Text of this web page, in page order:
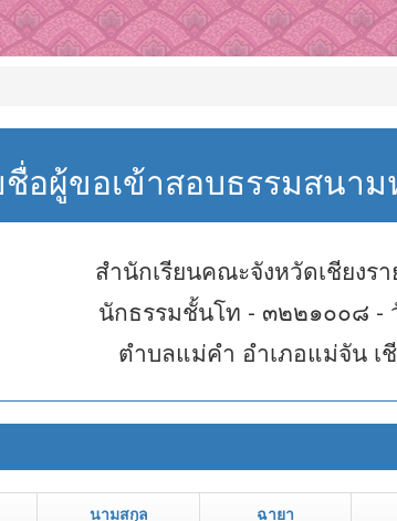
ชื่อผู้ขอเข้าสอบธรรมสนา
สำนักเรียนคณะจังหวัดเชียงร
นักธรรมชั้นโท - ๓๒๒๑๐๐๘ -
ตำบลแม่คำ อำเภอแม่จัน เ
นามสกุล ฉายา